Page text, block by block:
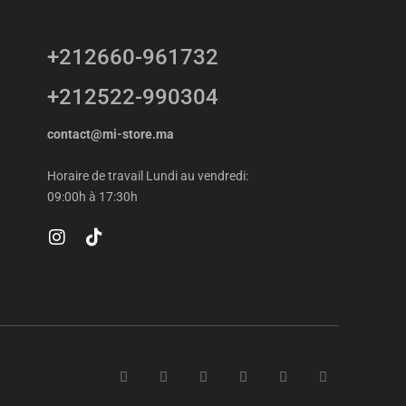
+212660-961732
+212522-990304
contact@mi-store.ma
Horaire de travail Lundi au vendredi:
09:00h à 17:30h